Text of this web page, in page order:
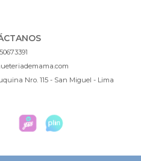
Nro. 115 - San Miguel - Lima